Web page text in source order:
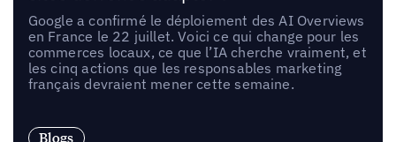
Google a confirmé le déploiement des AI Overviews
en France le 22 juillet. Voici ce qui change pour les
commerces locaux, ce que l’IA cherche vraiment, et
les cinq actions que les responsables marketing
français devraient mener cette semaine.
Blogs